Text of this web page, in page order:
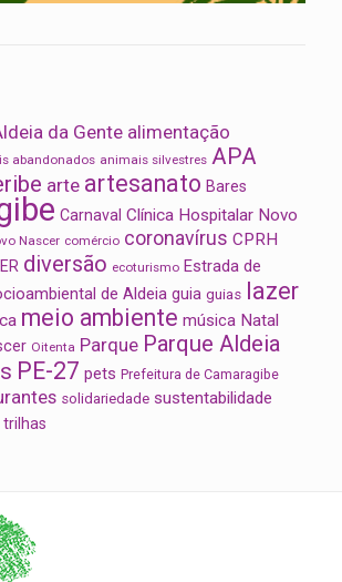
da Gente alimentação
abandonados animais silvestres APA
arte artesanato Bares
Carnaval Clínica Hospitalar Novo
Nascer comércio coronavírus CPRH
diversão ecoturismo Estrada de
de Aldeia guia guias lazer
meio ambiente música Natal
Oitenta Parque Parque Aldeia
PE-27 pets Prefeitura de Camaragibe
solidariedade sustentabilidade
trilhas